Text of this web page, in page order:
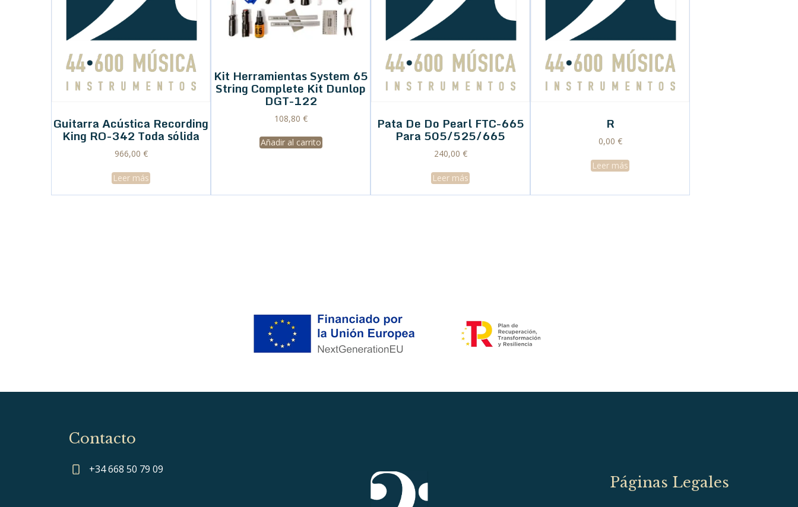
Guitarra Acústica Recording
King RO-342 Toda sólida
966,00 €
Leer más
Kit Herramientas System 65
String Complete Kit Dunlop
DGT-122
108,80 €
Añadir al carrito
Pata De Do Pearl FTC-665
Para 505/525/665
240,00 €
Leer más
R
0,00 €
Leer más
Contacto
+34 668 50 79 09
Páginas Legales